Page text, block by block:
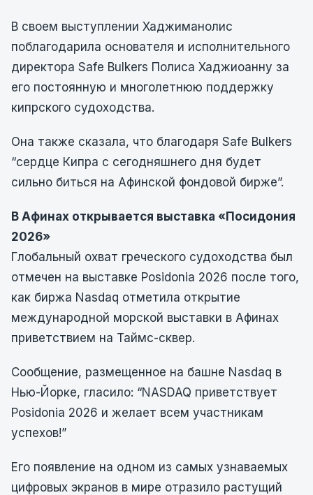
В своем выступлении Хаджиманолис
поблагодарила основателя и исполнительного
директора Safe Bulkers Полиса Хаджиоанну за
его постоянную и многолетнюю поддержку
кипрского судоходства.
Она также сказала, что благодаря Safe Bulkers
“сердце Кипра с сегодняшнего дня будет
сильно биться на Афинской фондовой бирже”.
В Афинах открывается выставка «Посидония
2026»
Глобальный охват греческого судоходства был
отмечен на выставке Posidonia 2026 после того,
как биржа Nasdaq отметила открытие
международной морской выставки в Афинах
приветствием на Таймс-сквер.
Сообщение, размещенное на башне Nasdaq в
Нью-Йорке, гласило: “NASDAQ приветствует
Posidonia 2026 и желает всем участникам
успехов!”
Его появление на одном из самых узнаваемых
цифровых экранов в мире отразило растущий